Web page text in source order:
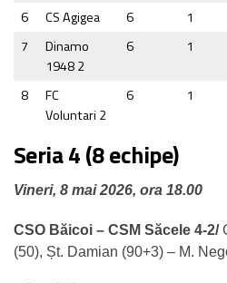
6 CS Agigea 6 1
7
Dinamo
1948 2
6 1
8
FC
Voluntari 2
6 1
Seria 4 (8 echipe)
Vineri, 8 mai 2026, ora 18.00
CSO Băicoi – CSM Săcele 4-2/
(50), Șt. Damian (90+3) – M.